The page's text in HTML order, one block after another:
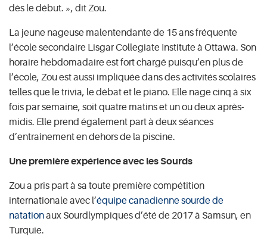
dès le début. », dit Zou.
La jeune nageuse malentendante de 15 ans fréquente
l’école secondaire Lisgar Collegiate Institute à Ottawa. Son
horaire hebdomadaire est fort chargé puisqu’en plus de
l’école, Zou est aussi impliquée dans des activités scolaires
telles que le trivia, le débat et le piano. Elle nage cinq à six
fois par semaine, soit quatre matins et un ou deux après-
midis. Elle prend également part à deux séances
d’entraînement en dehors de la piscine.
Une première expérience avec les Sourds
Zou a pris part à sa toute première compétition
internationale avec l’équipe canadienne sourde de
natationaux Sourdlympiques d’été de 2017 à Samsun, en
Turquie.